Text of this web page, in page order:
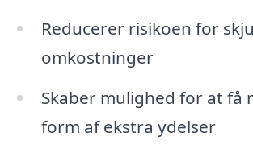
Reducerer risikoen for
omkostninger
Skaber mulighed for at få
form af ekstra ydelser